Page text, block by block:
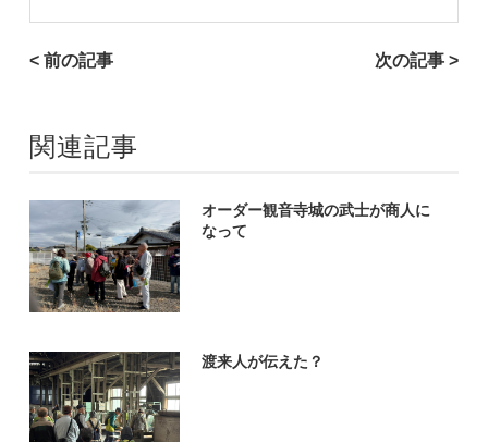
< 前の記事 次の記事 >
関連記事
オーダー観音寺城の武士が商人に
なって
渡来人が伝えた？